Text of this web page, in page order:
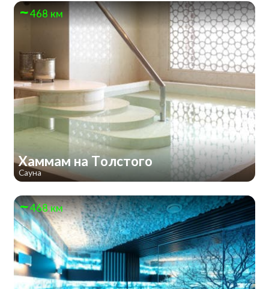
468 км
Хаммам на Толстого
Сауна
468 км